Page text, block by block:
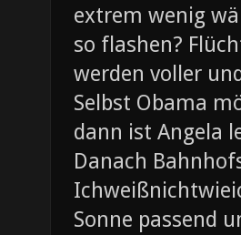
extrem wenig
so flashen?
werden voller
Selbst Obama
dann ist Angela
Danach
Sonne passend